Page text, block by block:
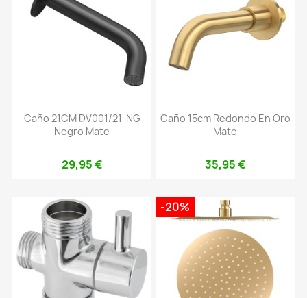
Caño 21CM DV001/21-NG
Negro Mate
29,95 €
Caño 15cm Redondo En Oro
Mate
35,95 €
-20%